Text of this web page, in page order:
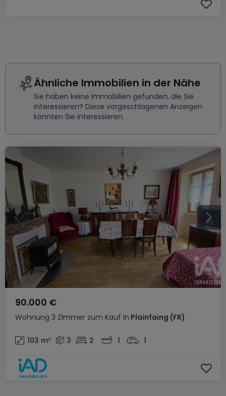
Ähnliche Immobilien in der Nähe
Sie haben keine Immobilien gefunden, die Sie
interessieren? Diese vorgeschlagenen Anzeigen
könnten Sie interessieren.
Wohnung 3 Zimmer zum Kauf in Plainfaing (FR)
90.000 €
103 m² 3 2 1 1